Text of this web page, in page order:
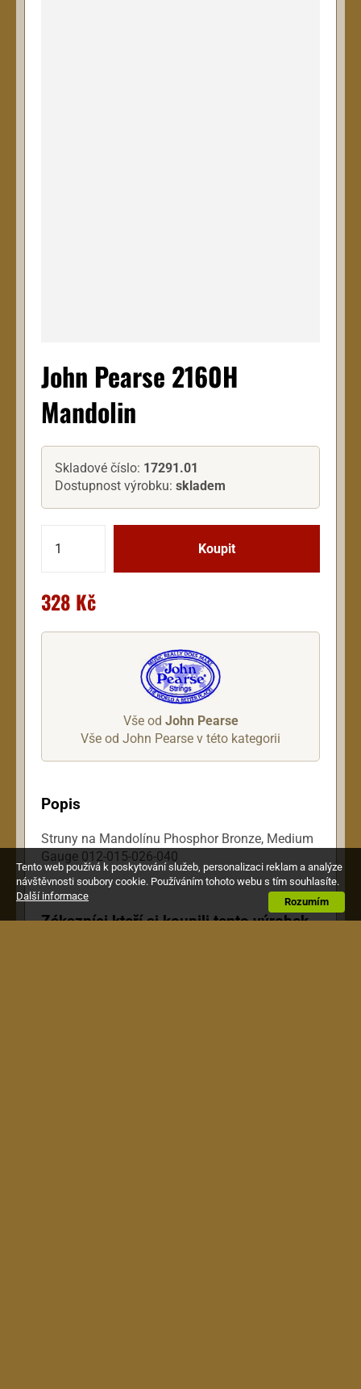
John Pearse 2160H
Mandolin
Skladové číslo: 17291.01
Dostupnost výrobku: skladem
328 Kč
Vše od John Pearse
Vše od John Pearse v této kategorii
Popis
Struny na Mandolínu Phosphor Bronze, Medium
Gauge 012-015-026-040
Zákazníci kteří si koupili tento výrobek,
Tento web používá k poskytování služeb, personalizaci reklam a analýze
návštěvnosti soubory cookie. Používáním tohoto webu s tím souhlasíte.
Rozumím
Další informace